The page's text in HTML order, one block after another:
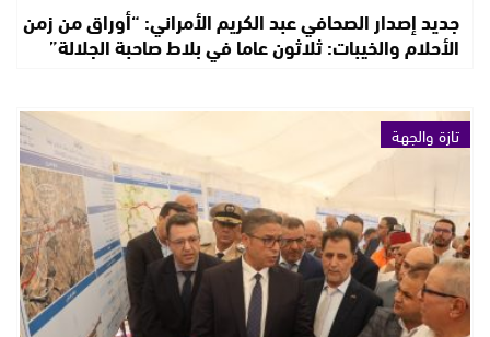
جديد إصدار الصحافي عبد الكريم الأمراني: “أوراق من زمن
الأحلام والخيبات: ثلاثون عاما في بلاط صاحبة الجلالة”
تازة والجهة